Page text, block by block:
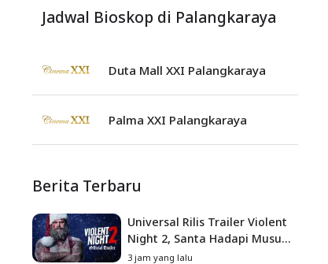
Jadwal Bioskop di Palangkaraya
Duta Mall XXI Palangkaraya
Palma XXI Palangkaraya
Berita Terbaru
Universal Rilis Trailer Violent
Night 2, Santa Hadapi Musuh
Baru
3 jam yang lalu